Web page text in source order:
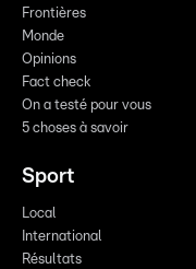
Frontières
Monde
Opinions
Fact check
On a testé pour vous
5 choses à savoir
Sport
Local
International
Résultats